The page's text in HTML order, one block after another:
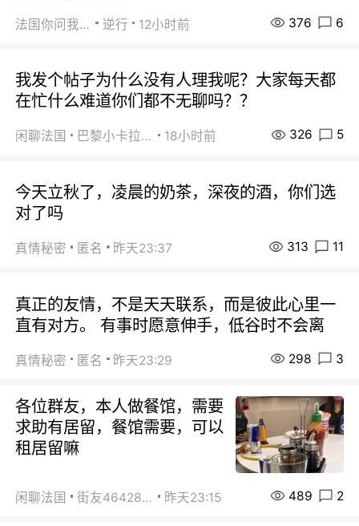
法国你问我答 逆行 12小时前 376 6
我发个帖子为什么没有人理我呢？大家每天都
在忙什么难道你们都不无聊吗？？
闲聊法国 巴黎小卡拉咪 18小时前 326 5
今天立秋了，凌晨的奶茶，深夜的酒，你们选
对了吗
真情秘密 匿名 昨天23:37 313 11
真正的友情，不是天天联系，而是彼此心里一
直有对方。 有事时愿意伸手，低谷时不会离
真情秘密 匿名 昨天23:29 298 3
各位群友，本人做餐馆，需要
求助有居留，餐馆需要，可以
租居留嘛
闲聊法国 街友46428878 昨天23:15 489 2